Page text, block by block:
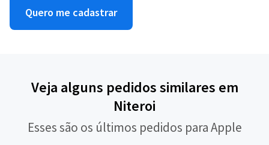
Quero me cadastrar
Veja alguns pedidos similares em
Niteroi
Esses são os últimos pedidos para Apple